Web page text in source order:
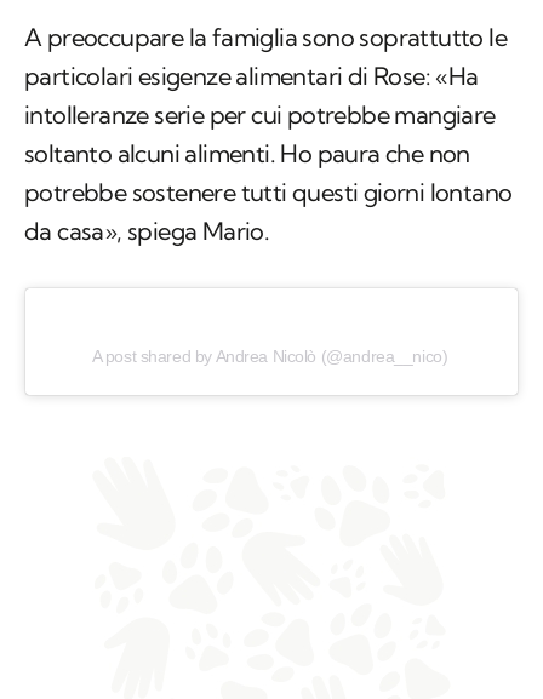
A preoccupare la famiglia sono soprattutto le
particolari esigenze alimentari di Rose: «Ha
intolleranze serie per cui potrebbe mangiare
soltanto alcuni alimenti. Ho paura che non
potrebbe sostenere tutti questi giorni lontano
da casa», spiega Mario.
A post shared by Andrea Nicolò (@andrea__nico)